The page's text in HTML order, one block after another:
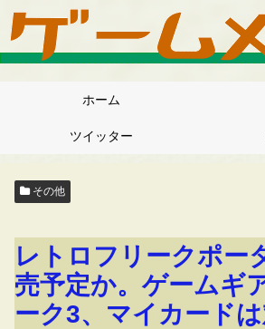
ホーム
ツイッター
その他
レトロフリークポー
売予定か。ゲームギ
ーク3、マイカード